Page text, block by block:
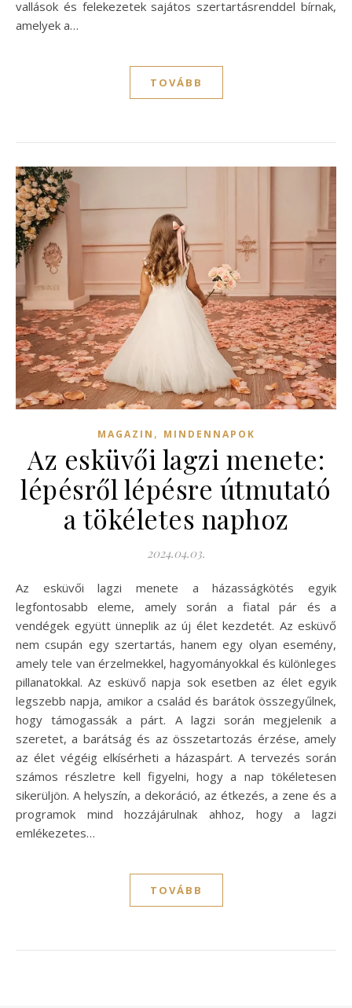
vallások és felekezetek sajátos szertartásrenddel bírnak,
amelyek a…
TOVÁBB
MAGAZIN , MINDENNAPOK
Az esküvői lagzi menete:
lépésről lépésre útmutató
a tökéletes naphoz
2024.04.03.
Az esküvői lagzi menete a házasságkötés egyik
legfontosabb eleme, amely során a fiatal pár és a
vendégek együtt ünneplik az új élet kezdetét. Az esküvő
nem csupán egy szertartás, hanem egy olyan esemény,
amely tele van érzelmekkel, hagyományokkal és különleges
pillanatokkal. Az esküvő napja sok esetben az élet egyik
legszebb napja, amikor a család és barátok összegyűlnek,
hogy támogassák a párt. A lagzi során megjelenik a
szeretet, a barátság és az összetartozás érzése, amely
az élet végéig elkísérheti a házaspárt. A tervezés során
számos részletre kell figyelni, hogy a nap tökéletesen
sikerüljön. A helyszín, a dekoráció, az étkezés, a zene és a
programok mind hozzájárulnak ahhoz, hogy a lagzi
emlékezetes…
TOVÁBB